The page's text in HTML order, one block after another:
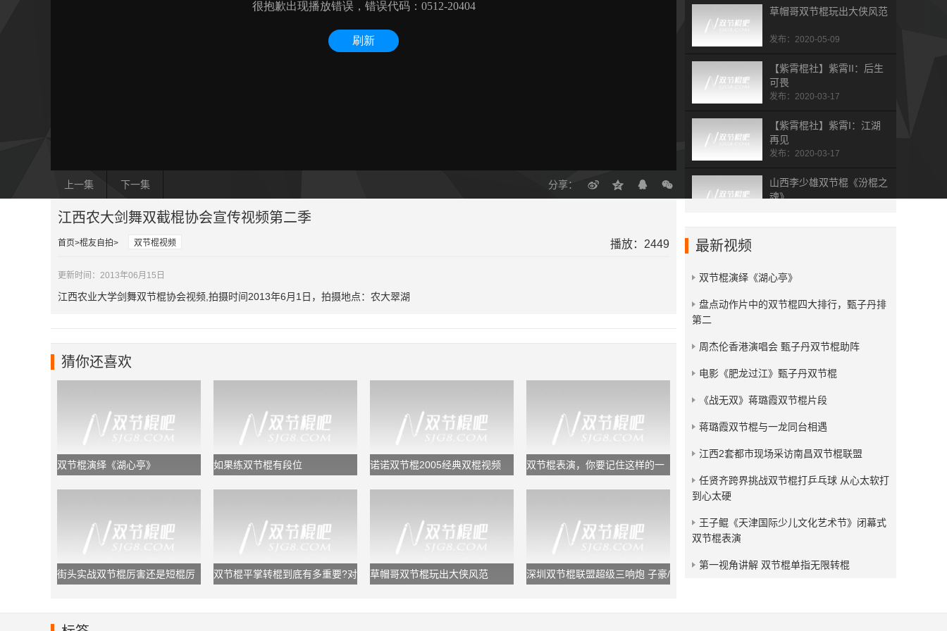
上一集 下一集 分享：
草帽哥双节棍玩出大侠风范
发布：2020-05-09
【紫霄棍社】紫霄II：后生
可畏
发布：2020-03-17
【紫霄棍社】紫霄I：江湖
再见
发布：2020-03-17
山西李少雄双节棍《汾棍之
魂》
残血狂龙双节棍视频小合集
江西农大剑舞双截棍协会宣传视频第二季
首页 棍友自拍 双节棍视频 播放：2449
更新时间：2013年06月15日
江西农业大学剑舞双节棍协会视频,拍摄时间2013年6月1日，拍摄地点：农大翠湖
猜你还喜欢
双节棍演绎《湖心亭》 如果练双节棍有段位 诺诺双节棍2005经典双棍视频
双节棍表演，你要记住这样的一
街头实战双节棍厉害还是短棍厉
双节棍平掌转棍到底有多重要?对
草帽哥双节棍玩出大侠风范
深圳双节棍联盟超级三响炮 子豪/
最新视频
双节棍演绎《湖心亭》
​盘点动作片中的双节棍四大排行，甄子丹排
第二
周杰伦香港演唱会 甄子丹双节棍助阵
电影《肥龙过江》甄子丹双节棍
《战无双》蒋璐霞双节棍片段
蒋璐霞双节棍与一龙同台相遇
江西2套都市现场采访南昌双节棍联盟
任贤齐跨界挑战双节棍打乒乓球 从心太软打
到心太硬
王子鲲《天津国际少儿文化艺术节》闭幕式
双节棍表演
第一视角讲解 双节棍单指无限转棍